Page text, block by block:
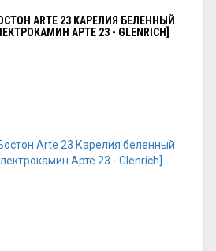
ARTE 23 КАРЕЛИЯ БЕЛЕННЫЙ
АРТЕ 23 - GLENRICH]